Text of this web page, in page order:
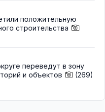
положительную
строительства
переведут в зону
и объектов
(269)